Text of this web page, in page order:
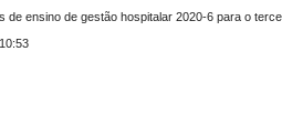
de ensino de gestão hospitalar 2020-6 para o